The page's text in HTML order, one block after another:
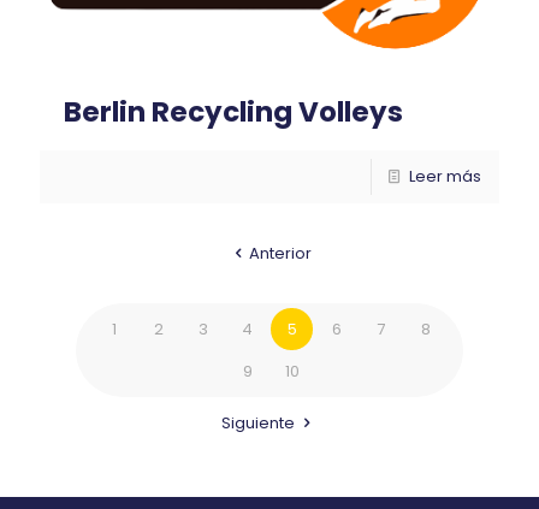
Berlin Recycling Volleys
Leer más
Anterior
1 2 3 4 5 6 7
8
9
10
Siguiente